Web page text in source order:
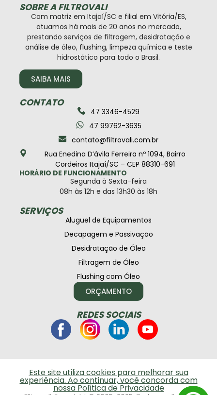
SOBRE A FILTROVALI
Com matriz em Itajaí/SC e filial em Vitória/ES,
atuamos há mais de 20 anos no mercado,
prestando serviços de filtragem, desidratação e
análise de óleo, flushing, limpeza química e teste
hidrostático para todo o Brasil.
SAIBA MAIS
CONTATO
47 3346-4529
47 99762-3635
contato@filtrovali.com.br
Rua Enedina D’ávila Ferreira nº 1094, Bairro
Cordeiros Itajaí/SC – CEP 88310-691
HORÁRIO DE FUNCIONAMENTO
Segunda à Sexta-feira
08h às 12h e das 13h30 às 18h
SERVIÇOS
Aluguel de Equipamentos
Decapagem e Passivação
Desidratação de Óleo
Filtragem de Óleo
Flushing com Óleo
ORÇAMENTO
REDES SOCIAIS
Este site utiliza cookies para melhorar sua
experiência. Ao continuar, você concorda com
nossa Política de Privacidade